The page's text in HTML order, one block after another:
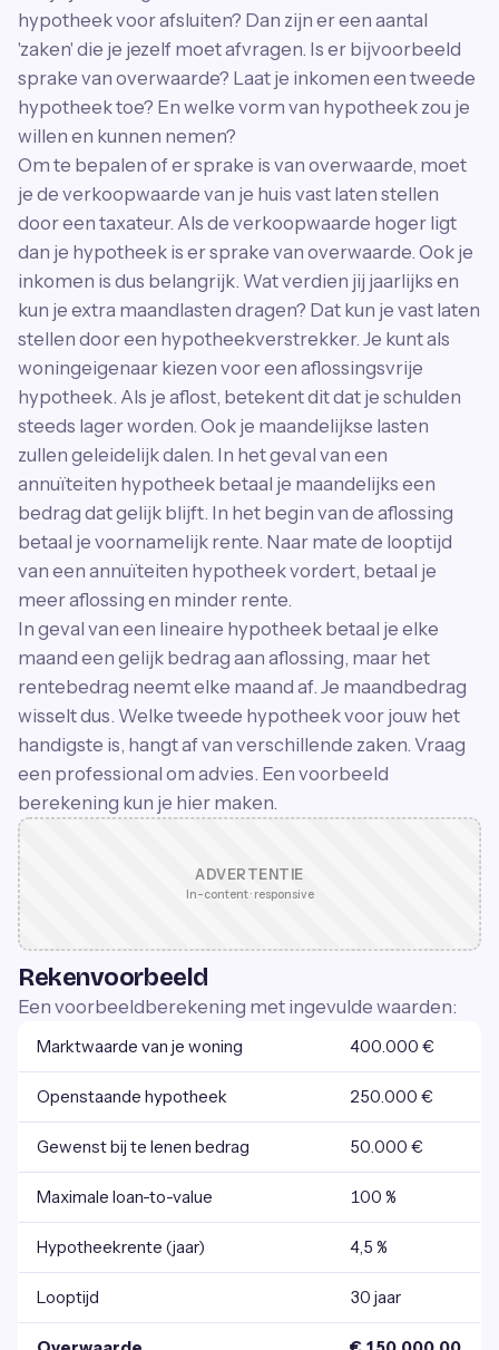
hypotheek voor afsluiten? Dan zijn er een aantal
'zaken' die je jezelf moet afvragen. Is er bijvoorbeeld
sprake van overwaarde? Laat je inkomen een tweede
hypotheek toe? En welke vorm van hypotheek zou je
willen en kunnen nemen?
Om te bepalen of er sprake is van overwaarde, moet
je de verkoopwaarde van je huis vast laten stellen
door een taxateur. Als de verkoopwaarde hoger ligt
dan je hypotheek is er sprake van overwaarde. Ook je
inkomen is dus belangrijk. Wat verdien jij jaarlijks en
kun je extra maandlasten dragen? Dat kun je vast laten
stellen door een hypotheekverstrekker. Je kunt als
woningeigenaar kiezen voor een aflossingsvrije
hypotheek. Als je aflost, betekent dit dat je schulden
steeds lager worden. Ook je maandelijkse lasten
zullen geleidelijk dalen. In het geval van een
annuïteiten hypotheek betaal je maandelijks een
bedrag dat gelijk blijft. In het begin van de aflossing
betaal je voornamelijk rente. Naar mate de looptijd
van een annuïteiten hypotheek vordert, betaal je
meer aflossing en minder rente.
In geval van een lineaire hypotheek betaal je elke
maand een gelijk bedrag aan aflossing, maar het
rentebedrag neemt elke maand af. Je maandbedrag
wisselt dus. Welke tweede hypotheek voor jouw het
handigste is, hangt af van verschillende zaken. Vraag
een professional om advies. Een voorbeeld
berekening kun je hier maken.
ADVERTENTIE
In-content · responsive
Rekenvoorbeeld
Een voorbeeldberekening met ingevulde waarden:
Marktwaarde van je woning 400.000 €
Openstaande hypotheek 250.000 €
Gewenst bij te lenen bedrag 50.000 €
Maximale loan-to-value 100 %
Hypotheekrente (jaar) 4,5 %
Looptijd 30 jaar